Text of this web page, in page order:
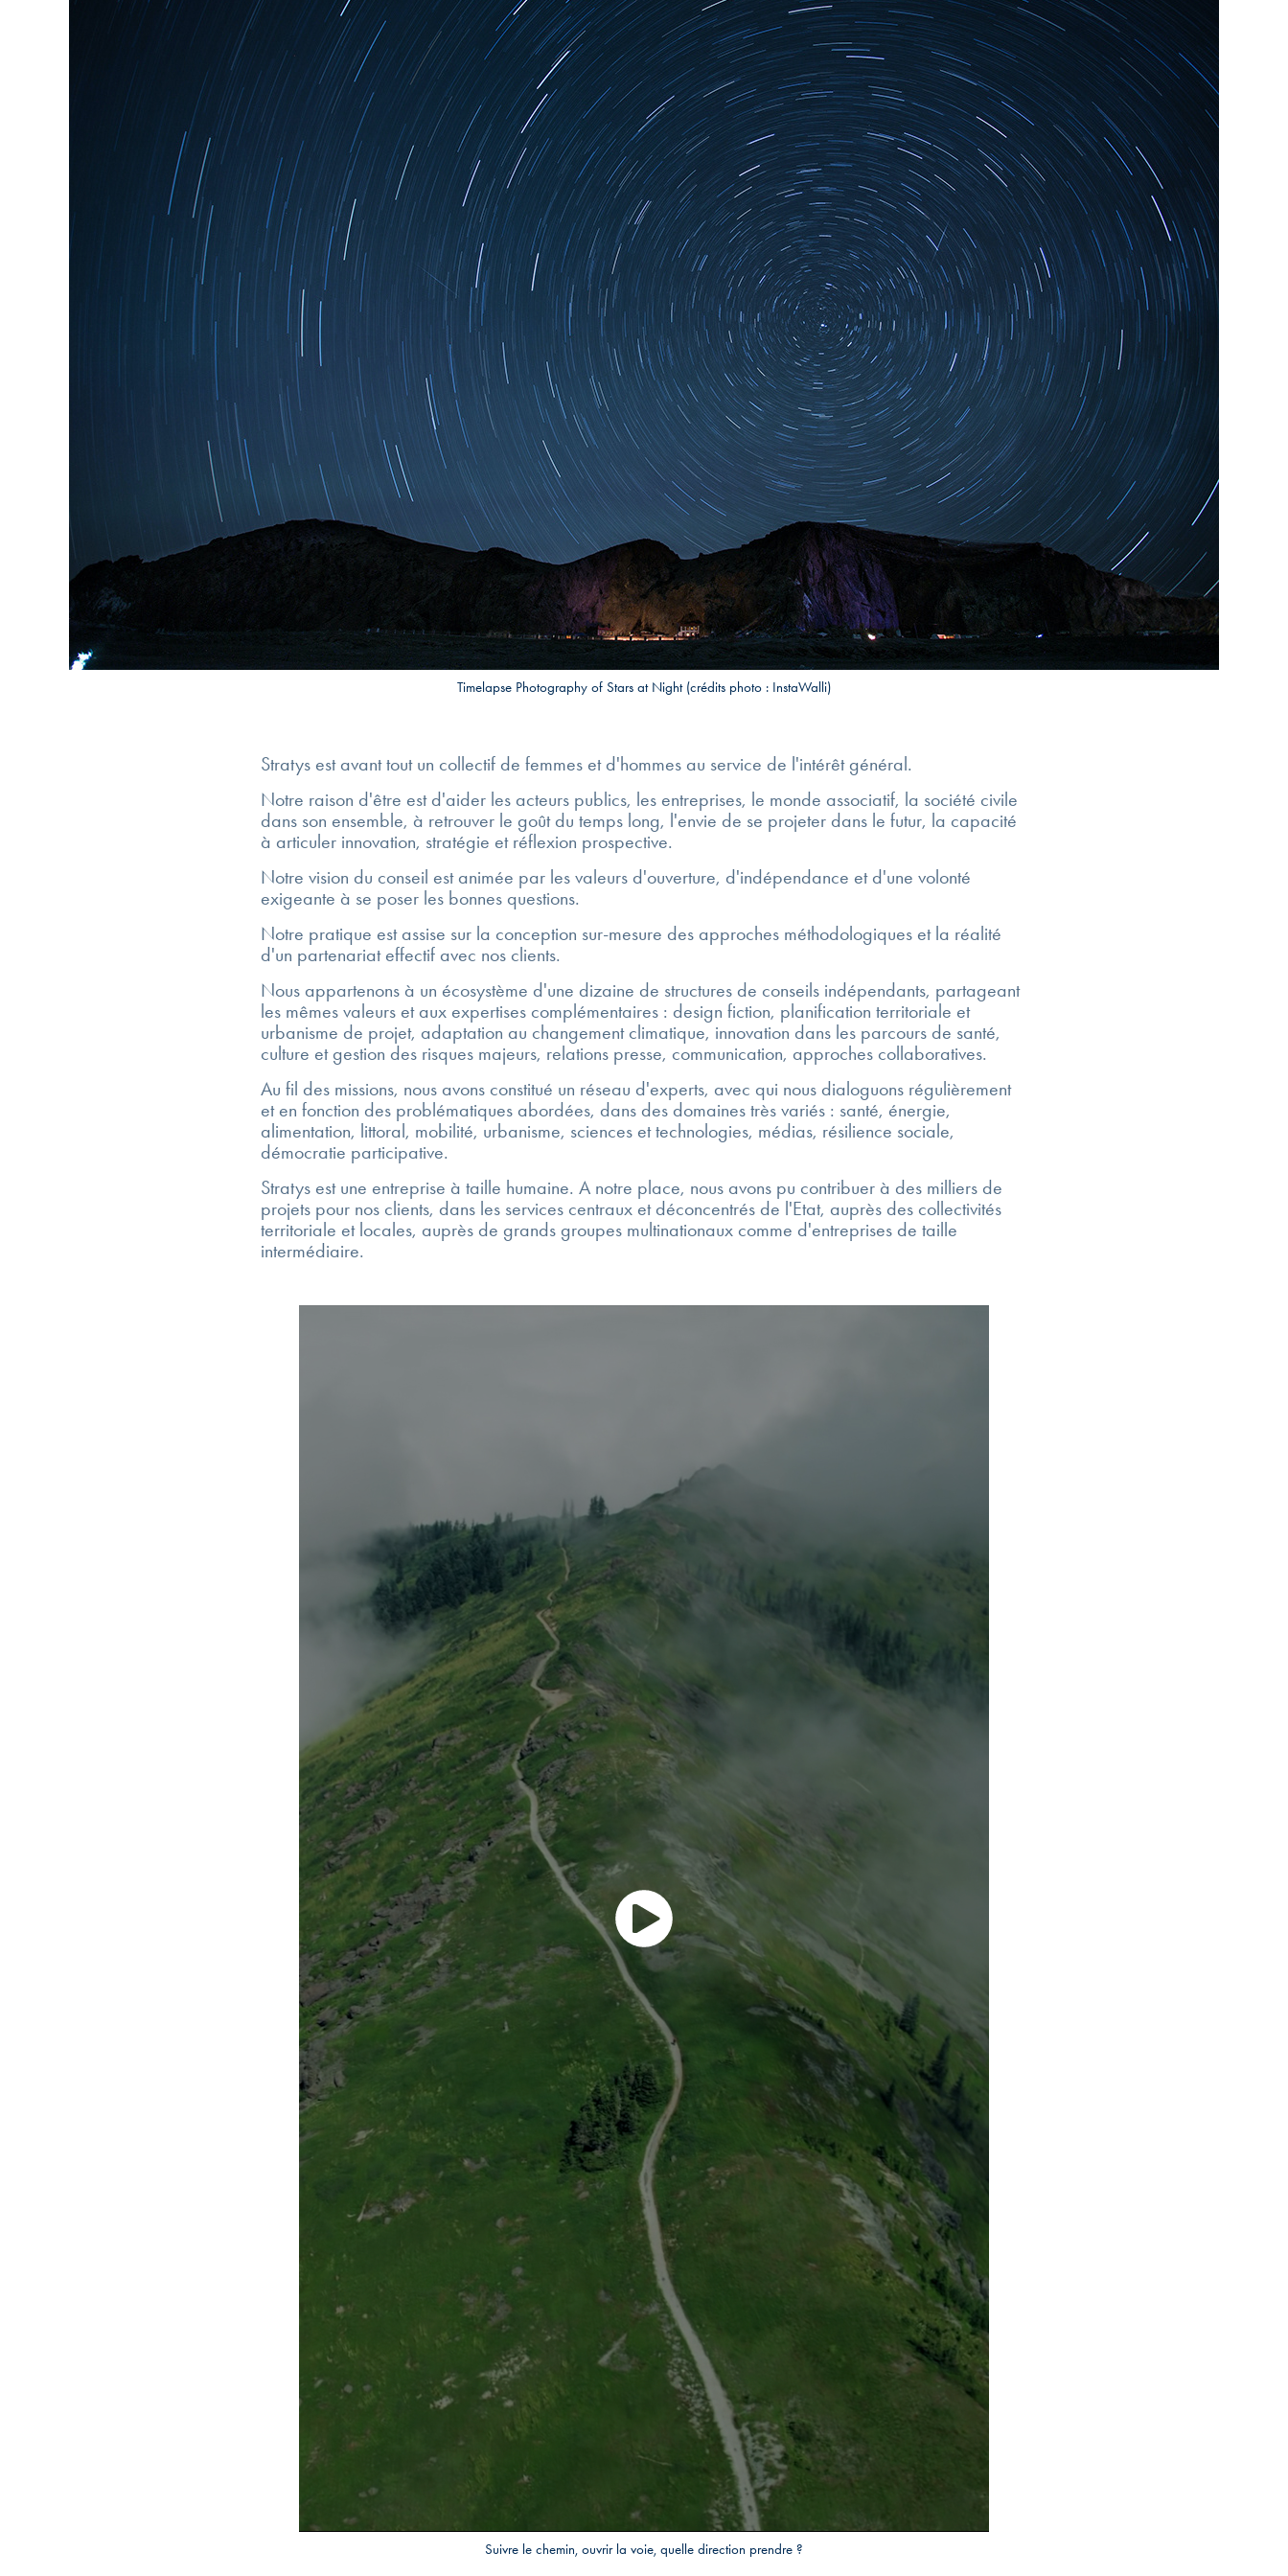
Timelapse Photography of Stars at Night (crédits photo : InstaWalli)
Stratys est avant tout un collectif de femmes et d'hommes au service de l'intérêt général.
Notre raison d'être est d'aider les acteurs publics, les entreprises, le monde associatif, la société civile
dans son ensemble, à retrouver le goût du temps long, l'envie de se projeter dans le futur, la capacité
à articuler innovation, stratégie et réflexion prospective.
Notre vision du conseil est animée par les valeurs d'ouverture, d'indépendance et d'une volonté
exigeante à se poser les bonnes questions.
Notre pratique est assise sur la conception sur-mesure des approches méthodologiques et la réalité
d'un partenariat effectif avec nos clients.
Nous appartenons à un écosystème d'une dizaine de structures de conseils indépendants, partageant
les mêmes valeurs et aux expertises complémentaires : design fiction, planification territoriale et
urbanisme de projet, adaptation au changement climatique, innovation dans les parcours de santé,
culture et gestion des risques majeurs, relations presse, communication, approches collaboratives.
Au fil des missions, nous avons constitué un réseau d'experts, avec qui nous dialoguons régulièrement
et en fonction des problématiques abordées, dans des domaines très variés : santé, énergie,
alimentation, littoral, mobilité, urbanisme, sciences et technologies, médias, résilience sociale,
démocratie participative.
Stratys est une entreprise à taille humaine. A notre place, nous avons pu contribuer à des milliers de
projets pour nos clients, dans les services centraux et déconcentrés de l'Etat, auprès des collectivités
territoriale et locales, auprès de grands groupes multinationaux comme d'entreprises de taille
intermédiaire.
Suivre le chemin, ouvrir la voie, quelle direction prendre ?